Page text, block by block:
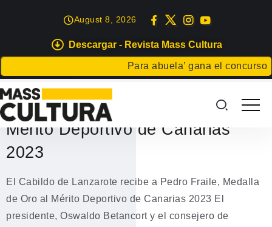
Descargar - Revista Mass Cultura
Para abuela’ gana el concurso
August 8, 2026
DEPORTES
El Cabildo de Lanzarote recibe a
Pedro Fraile, Medalla de Oro al
Mérito Deportivo de Canarias
2023
El Cabildo de Lanzarote recibe a Pedro Fraile, Medalla
de Oro al Mérito Deportivo de Canarias 2023 El
presidente, Oswaldo Betancort y el consejero de